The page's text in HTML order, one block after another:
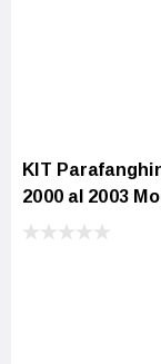
KIT
2000 al 2003